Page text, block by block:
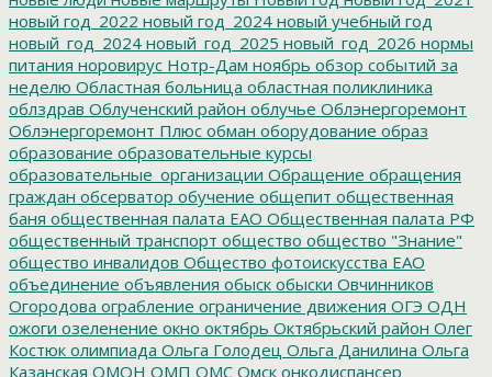
новый год_2022 новый год_2024 новый учебный год
новый_год_2024 новый_год_2025 новый_год_2026 нормы
питания норовирус Нотр-Дам ноябрь обзор событий за
неделю Областная больница областная поликлиника
облздрав Облученский район облучье Облэнергоремонт
Облэнергоремонт Плюс обман оборудование образ
образование образовательные курсы
образовательные_организации Обращение обращения
граждан обсерватор обучение общепит общественная
баня общественная палата ЕАО Общественная палата РФ
общественный транспорт общество общество "Знание"
общество инвалидов Общество фотоискусства ЕАО
объединение объявления обыск обыски Овчинников
Огородова ограбление ограничение движения ОГЭ ОДН
ожоги озеленение окно октябрь Октябрьский район Олег
Костюк олимпиада Ольга Голодец Ольга Данилина Ольга
Казанская ОМОН ОМП ОМС Омск онкодиспансер